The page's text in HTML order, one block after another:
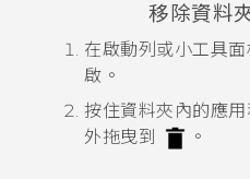
移除資料
在啟動列或小工具
啟。
按住資料夾內的應
外拖曳到
。